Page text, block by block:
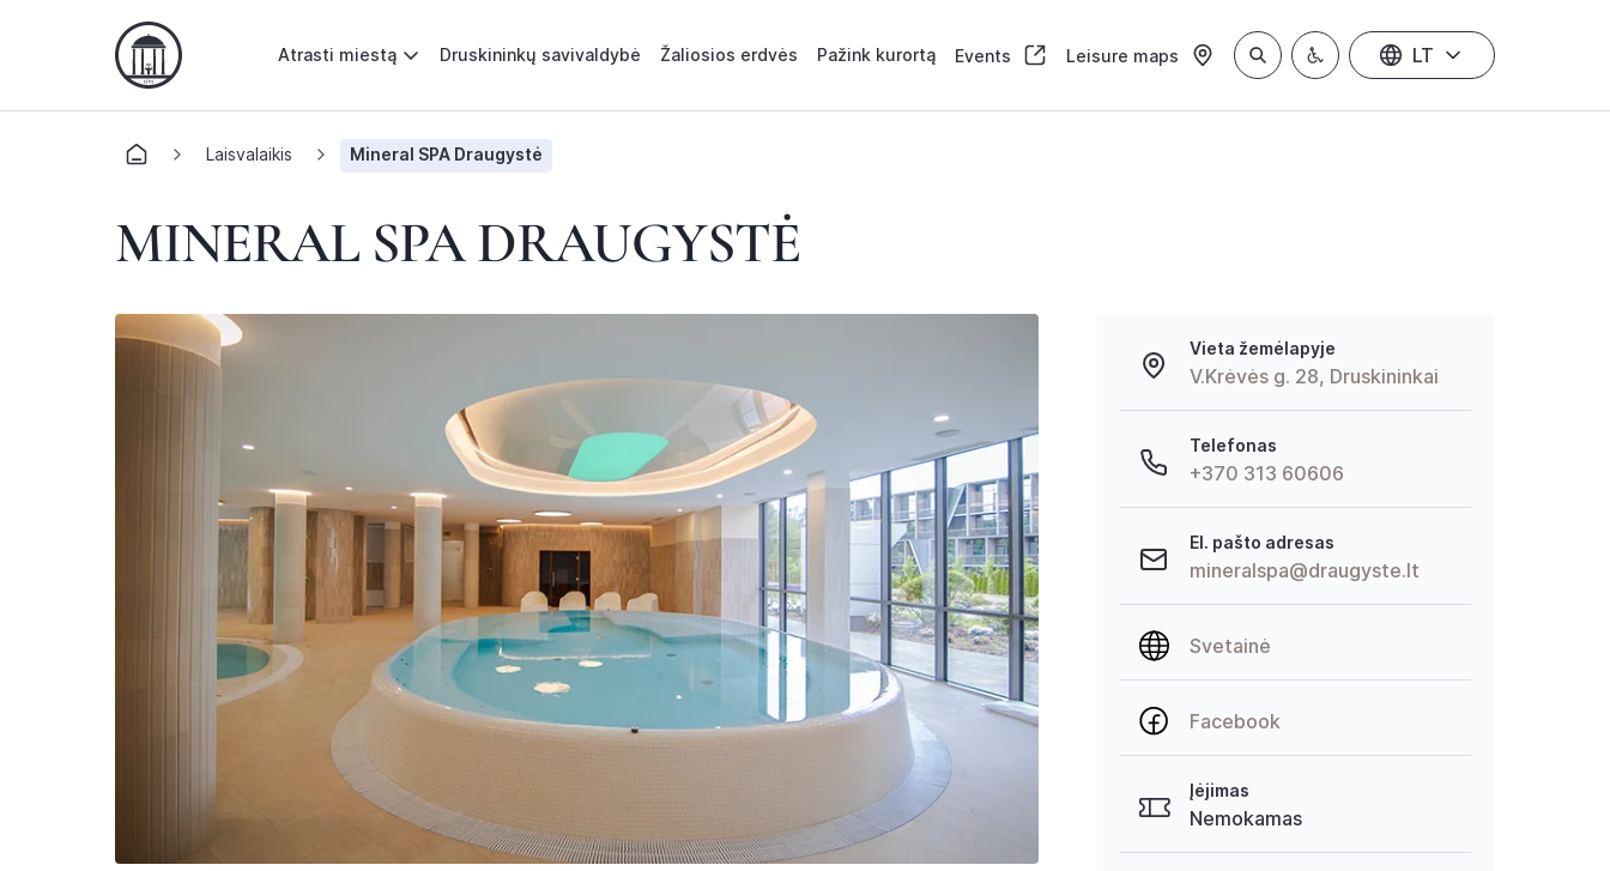
Atrasti miestą Druskininkų savivaldybė Žaliosios erdvės Pažink kurortą Events Leisure maps LT
Laisvalaikis Mineral SPA Draugystė
MINERAL SPA DRAUGYSTĖ
Vieta žemėlapyje
V.Krėvės g. 28, Druskininkai
Telefonas
+370 313 60606
El. pašto adresas
mineralspa@draugyste.lt
Svetainė
Facebook
Įėjimas
Nemokamas